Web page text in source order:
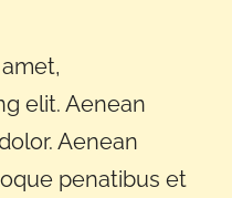
elit. Aenean
Aenean
penatibus et